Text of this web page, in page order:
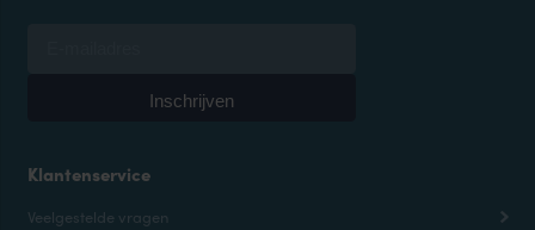
Klantenservice
Veelgestelde vragen